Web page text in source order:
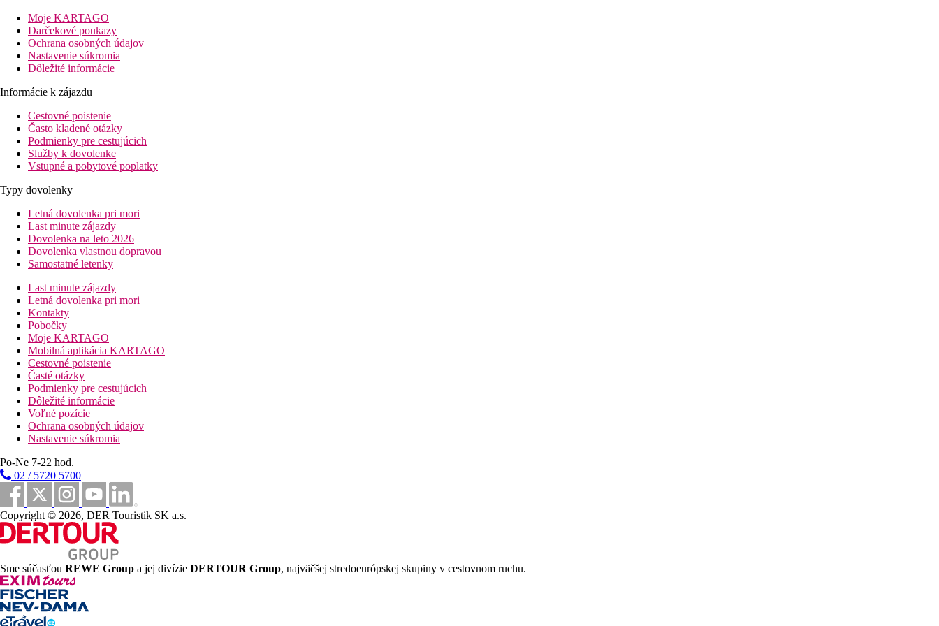
0 m
Centrum mesta
50 m
Vzdialenosť k pláži
0 m
Nákupy
6 km
Vzdialenosť od najbližšieho letiska
Pláž
Ležadla na pláži za poplatok
Slnečníky na pláži za poplatok
Plážová dovolenka
Fotogaléria
Moje KARTAGO
Darčekové poukazy
Ochrana osobných údajov
Nastavenie súkromia
Dôležité informácie
Informácie k zájazdu
Cestovné poistenie
Často kladené otázky
Podmienky pre cestujúcich
Služby k dovolenke
Vstupné a pobytové poplatky
Typy dovolenky
Letná dovolenka pri mori
Last minute zájazdy
Dovolenka na leto 2026
Dovolenka vlastnou dopravou
Samostatné letenky
Last minute zájazdy
Letná dovolenka pri mori
Kontakty
Pobočky
Moje KARTAGO
Mobilná aplikácia KARTAGO
Cestovné poistenie
Časté otázky
Podmienky pre cestujúcich
Dôležité informácie
Voľné pozície
Ochrana osobných údajov
Nastavenie súkromia
Po-Ne 7-22 hod.
02 / 5720 5700
Copyright © 2026, DER Touristik SK a.s.
Sme súčasťou REWE Group a jej divízie DERTOUR Group, najväčšej stredoeurópskej skupiny v cestovnom ruchu.